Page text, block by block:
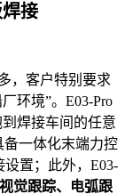
接
，客户特别要求
环境”。E03-Pro
焊接车间的任意
备一体化末端力控
置；此外，E03-
觉跟踪、电弧跟